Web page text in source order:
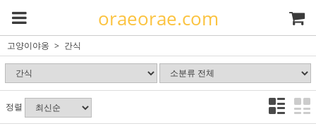
oraeorae.com
고양이야옹 간식
정렬